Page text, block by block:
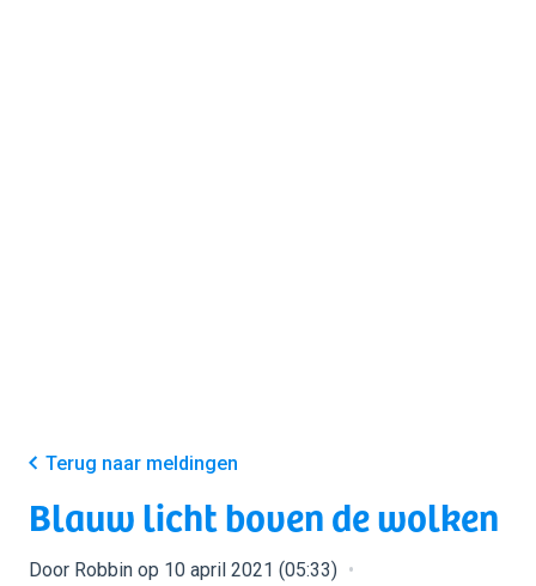
Terug naar meldingen
Blauw licht boven de wolken
Door Robbin op 10 april 2021 (05:33)